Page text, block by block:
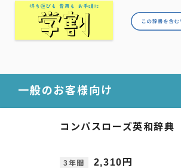
一般のお客様向け
コンパスローズ英和辞典
3年間 2,310円